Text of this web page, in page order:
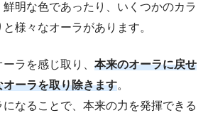
明な色であったり、いくつかのカラ
様々なオーラがあります。
ラを感じ取り、 本来のオーラに戻せ
ーラを取り除きます。
なることで、本来の力を発揮できる